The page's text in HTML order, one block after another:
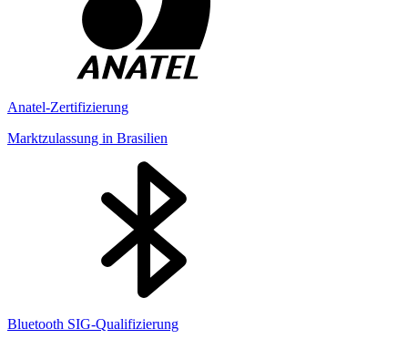
Anatel-Zertifizierung
Marktzulassung in Brasilien
Bluetooth SIG-Qualifizierung